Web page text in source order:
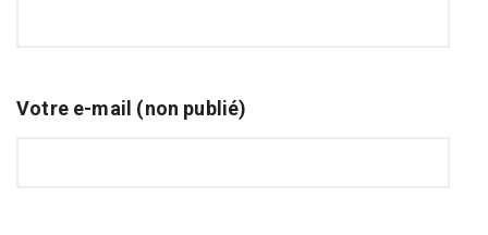
Votre e-mail (non publié)